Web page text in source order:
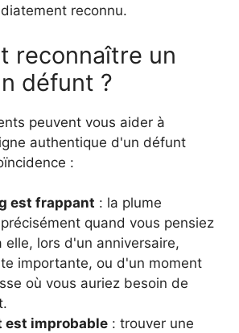
reconnu.
reconnaître un
défunt ?
peuvent vous aider à
authentique d'un défunt
:
est frappant : la plume
quand vous pensiez
elle, lors d'un anniversaire,
importante, ou d'un moment
où vous auriez besoin de
est improbable : trouver une